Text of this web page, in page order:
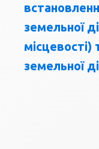
земельної
місцевості)
земельної